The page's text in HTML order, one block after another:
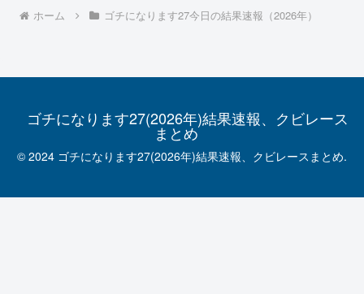
ホーム ゴチになります27今日の結果速報（2026年）
ゴチになります27(2026年)結果速報、クビレース
まとめ
© 2024 ゴチになります27(2026年)結果速報、クビレースまとめ.